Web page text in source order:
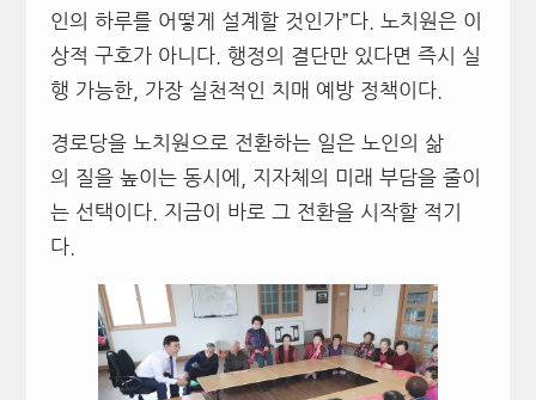
인의 하루를 어떻게 설계할 것인가”다. 노치원은 이
상적 구호가 아니다. 행정의 결단만 있다면 즉시 실
행 가능한, 가장 실천적인 치매 예방 정책이다.
경로당을 노치원으로 전환하는 일은 노인의 삶
의 질을 높이는 동시에, 지자체의 미래 부담을 줄이
는 선택이다. 지금이 바로 그 전환을 시작할 적기
다.